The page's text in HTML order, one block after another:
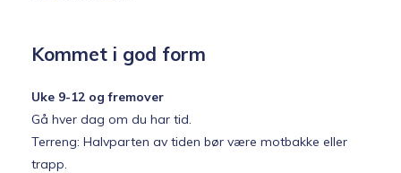
Kommet i god form
Uke 9-12 og fremover
Gå hver dag om du har tid.
Terreng: Halvparten av tiden bør være motbakke eller
trapp.